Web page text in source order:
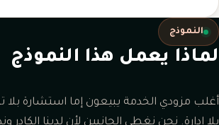
النموذج
لماذا يعمل هذا النموذج
أغلب مزودي الخدمة يبيعون إما استشارة بلا